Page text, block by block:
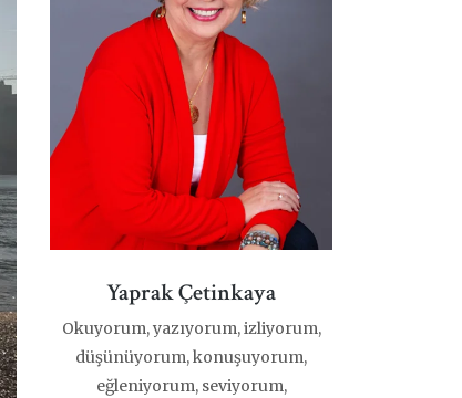
Yaprak Çetinkaya
Okuyorum, yazıyorum, izliyorum,
düşünüyorum, konuşuyorum,
eğleniyorum, seviyorum,